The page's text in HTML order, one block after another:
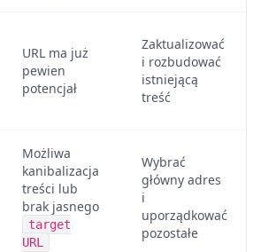
URL ma już
pewien
potencjał
Zaktualizować
i rozbudować
istniejącą
treść
Możliwa
kanibalizacja
treści lub
brak jasnego
target
URL
Wybrać
główny adres
i
uporządkować
pozostałe